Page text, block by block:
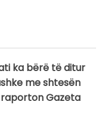
ka bërë të ditur
me shtesën
Gazeta